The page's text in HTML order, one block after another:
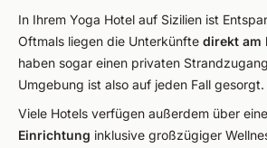
In Ihrem Yoga Hotel auf Sizilien ist
Oftmals liegen die Unterkünfte direkt am
haben sogar einen privaten
Umgebung ist also auf jeden Fall gesorgt.
Viele Hotels verfügen außerdem über eine
Einrichtung inklusive großzügiger